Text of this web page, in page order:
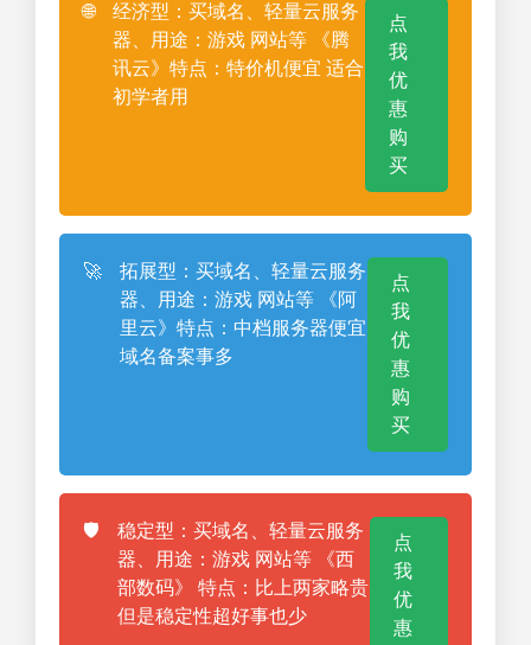
🌐
经济型：买域名、轻量云服务
器、用途：游戏 网站等 《腾
讯云》特点：特价机便宜 适合
初学者用
点
我
优
惠
购
买
🚀
拓展型：买域名、轻量云服务
器、用途：游戏 网站等 《阿
里云》特点：中档服务器便宜
域名备案事多
点
我
优
惠
购
买
🛡️
稳定型：买域名、轻量云服务
器、用途：游戏 网站等 《西
部数码》 特点：比上两家略贵
但是稳定性超好事也少
点
我
优
惠